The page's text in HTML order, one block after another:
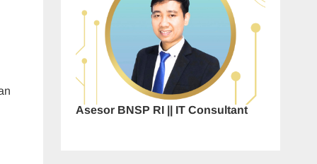
Asesor BNSP RI || IT Consultant